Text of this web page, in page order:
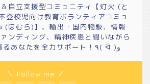
自立支援型コミュニティ【灯火 (と
登校児向け教育ボランティアコミュ
(ほむら)】、輸出・国内物販、情報
ンディング、精神疾患と闘いながら
起業します！ 頑張るあなたを全力サポート！٩( ᐛ )و
＼ Follow me ／